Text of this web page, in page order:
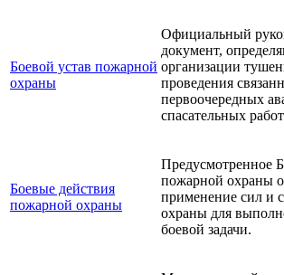
Боевой устав пожарной
охраны
Официальный
документ,
организации
проведения
первоочередных
спасательных
Боевые действия
пожарной охраны
Предусмотренное
пожарной охраны
применение сил и
охраны для
боевой задачи.